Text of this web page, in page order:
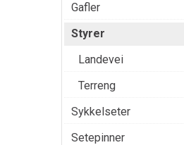
Gafler
Styrer
Landevei
Terreng
Sykkelseter
Setepinner